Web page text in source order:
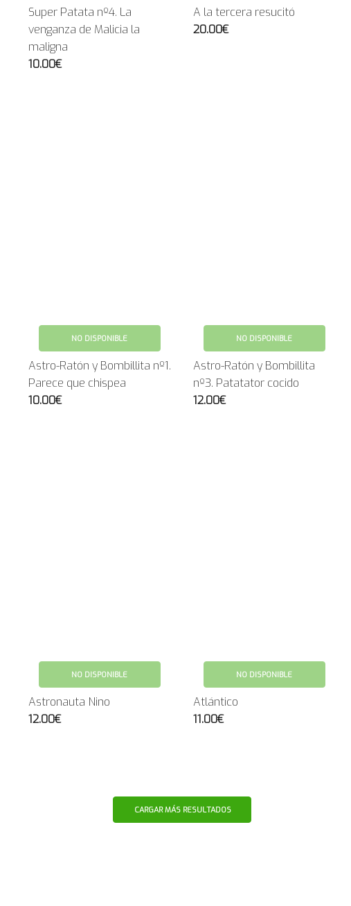
Super Patata nº4. La
venganza de Malicia la
maligna
10.00€
A la tercera resucitó
20.00€
NO DISPONIBLE
Astro-Ratón y Bombillita nº1.
Parece que chispea
10.00€
NO DISPONIBLE
Astro-Ratón y Bombillita
nº3. Patatator cocido
12.00€
NO DISPONIBLE
Astronauta Nino
12.00€
NO DISPONIBLE
Atlántico
11.00€
CARGAR MÁS RESULTADOS